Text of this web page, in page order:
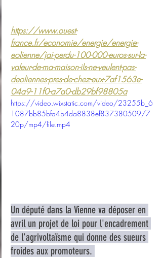
https://www.ouest-
france.fr/economie/energie/energie-
eolienne/jai-perdu-100-000-euros-sur-la-
valeur-de-ma-maison-ils-ne-veulent-pas-
deoliennes-pres-de-chez-eux-7af1563e-
04a9-11f0-a7a0-db29bf98805a
https://video.wixstatic.com/video/23255b_6
1087bb85bfa4b4da8838ef837380509/7
20p/mp4/file.mp4
Un député dans la Vienne va déposer en
avril un projet de loi pour l'encadrement
de l'agrivoltaïsme qui donne des sueurs
froides aux promoteurs.